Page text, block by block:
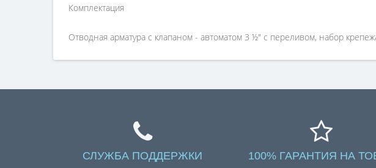
Комплектация
Отводная арматура с клапаном - автоматом 3 ½" с переливом, набор
СЛУЖБА ПОДДЕРЖКИ 100% ГАРАНТИЯ НА